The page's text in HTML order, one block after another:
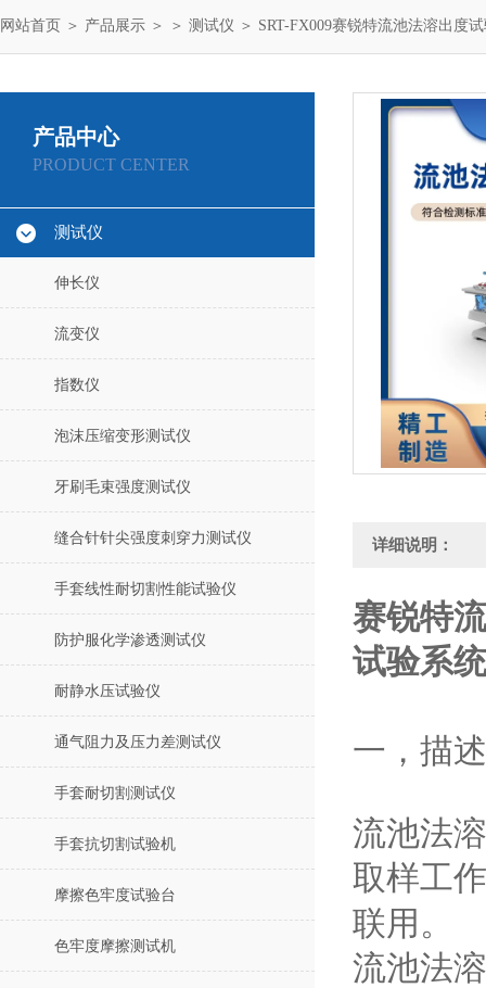
网站首页 ＞ 产品展示 ＞ ＞ 测试仪 ＞ SRT-FX009赛锐特流池法溶出度
产品中心
PRODUCT CENTER
测试仪
伸长仪
流变仪
指数仪
泡沫压缩变形测试仪
牙刷毛束强度测试仪
缝合针针尖强度刺穿力测试仪
手套线性耐切割性能试验仪
防护服化学渗透测试仪
耐静水压试验仪
通气阻力及压力差测试仪
手套耐切割测试仪
手套抗切割试验机
摩擦色牢度试验台
色牢度摩擦测试机
详细说明：
赛锐特
试验系
一，描述
流池法
取样工
联用。
流池法